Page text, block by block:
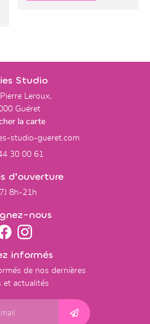
Studio
Leroux,
Guéret
la carte
30 00 61
d'ouverture
8h-21h
nous
informés
de nos dernières
et actualités